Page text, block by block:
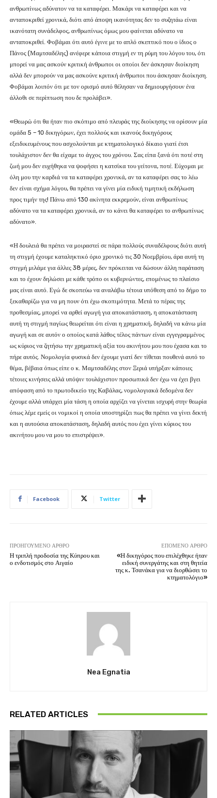
ανθρωπίνως αδύνατον να τα καταφέρει. Μακάρι να καταφέρει και να
ανταποκριθεί χρονικά, διότι από άποψη ικανότητας δεν το συζητάω είναι
ικανότατη συνάδελφος, ανθρωπίνως όμως μου φαίνεται αδύνατο να
ανταποκριθεί. Φοβάμαι ότι αυτό έγινε με το απλό σκεπτικό που ο ίδιος ο
Πάνος (Μαμτσαδέλης) ανέφερε κάποια στιγμή εν τη ρύμη του λόγου του, ότι
μπορεί να μας ασκούν κριτική άνθρωποι οι οποίοι δεν άσκησαν διοίκηση
αλλά δεν μπορούν να μας ασκούνε κριτική άνθρωποι που άσκησαν διοίκηση.
Φοβάμαι λοιπόν ότι με τον ορισμό αυτό θέλησαν να δημιουργήσουν ένα
άλλοθι σε περίπτωση που δε προλάβει».
«Θεωρώ ότι θα ήταν πιο σκόπιμο από πλευράς της διοίκησης να ορίσουν μία
ομάδα 5 – 10 δικηγόρων, έχει πολλούς και ικανούς δικηγόρους
εξειδικευμένους που ασχολούνται με κτηματολογικό δίκαιο γιατί έτσι
τουλάχιστον δεν θα είχαμε το άγχος του χρόνου. Σας είπα ξανά ότι ποτέ στη
ζωή μου δεν ευχήθηκα να ψοφήσει η κατσίκα του γείτονα, ποτέ. Εύχομαι με
όλη μου την καρδιά να τα καταφέρει χρονικά, αν τα καταφέρει σας το λέω
δεν είναι σχήμα λόγου, θα πρέπει να γίνει μία ειδική τιμητική εκδήλωση
προς τιμήν της! Πάνω από 130 ακίνητα εκκρεμούν, είναι ανθρωπίνως
αδύνατο να τα καταφέρει χρονικά, αν το κάνει θα καταφέρει το ανθρωπίνως
αδύνατο».
«Η δουλειά θα πρέπει να μοιραστεί σε πάρα πολλούς συναδέλφους διότι αυτή
τη στιγμή έχουμε καταληκτικό όριο χρονικό τις 30 Νοεμβρίου, άρα αυτή τη
στιγμή μιλάμε για άλλες 38 μέρες, δεν πρόκειται να δώσουν άλλη παράταση
και το έχουν δηλώσει με κάθε τρόπο οι κυβερνώντες, επομένως το πλαίσιο
μας είναι αυτό. Εγώ δε σκοπεύω να αναλάβω τέτοια υπόθεση από το δήμο το
ξεκαθαρίζω για να μη πουν ότι έχω σκοπιμότητα. Μετά το πέρας της
προθεσμίας, μπορεί να αρθεί αγωγή για αποκατάσταση, η αποκατάσταση
αυτή τη στιγμή παγίως θεωρείται ότι είναι η χρηματική, δηλαδή να κάνω μία
αγωγή και σε αυτόν ο οποίος κατά λάθος τέλος πάντων είναι εγγεγραμμένος
ως κύριος να ζητήσω την χρηματική αξία του ακινήτου μου που έχασα και το
πήρε αυτός. Νομολογία φυσικά δεν έχουμε γιατί δεν τίθεται πουθενά αυτό το
θέμα, βέβαια όπως είπε ο κ. Μαμτσαδέλης στον Ξεριά υπήρξαν κάποιες
τέτοιες κινήσεις αλλά υπόψιν τουλάχιστον προσωπικά δεν έχω να έχει βγει
απόφαση από το πρωτοδικείο της Καβάλας, νομολογιακά δεδομένα δεν
έχουμε αλλά υπάρχει μία τάση η οποία αρχίζει να γίνεται ισχυρή στην θεωρία
όπως λέμε εμείς οι νομικοί η οποία υποστηρίζει πως θα πρέπει να γίνει δεκτή
και η αυτούσια αποκατάσταση, δηλαδή αυτός που έχει γίνει κύριος του
ακινήτου μου να μου το επιστρέψει».
Facebook Twitter
ΠΡΟΗΓΟΎΜΕΝΟ ΆΡΘΡΟ
Η τριπλή προδοσία της Κύπρου και
ο ενδοτισμός στο Αιγαίο
ΕΠΌΜΕΝΟ ΆΡΘΡΟ
«Η δικηγόρος που επιλέχθηκε ήταν
ειδική συνεργάτης και στη θητεία
της κ. Τσανάκα για να διορθώσει το
κτηματολόγιο»
Nea Egnatia
RELATED ARTICLES